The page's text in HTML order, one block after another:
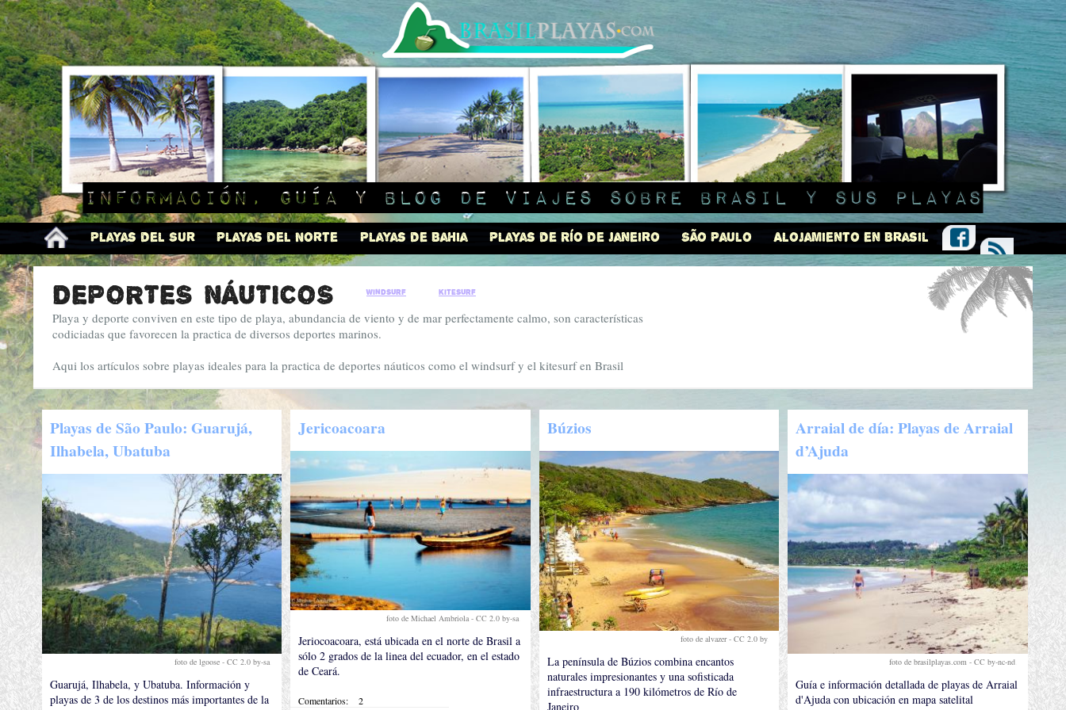
Información, guía y blog de viajes sobre Brasil y sus playas
Playas del Sur Playas del Norte Playas de Bahia Playas de Río de Janeiro São Paulo Alojamiento en Brasil
deportes náuticos | windsurf kitesurf
Playa y deporte conviven en este tipo de playa, abundancia de viento y de mar perfectamente calmo, son características
codiciadas que favorecen la practica de diversos deportes marinos.
Aqui los artículos sobre playas ideales para la practica de deportes náuticos como el windsurf y el kitesurf en Brasil
Playas de São Paulo: Guarujá,
Ilhabela, Ubatuba
foto de lgoose -CC 2.0 by-sa
Guarujá, Ilhabela, y Ubatuba. Información y
playas de 3 de los destinos más importantes de la
Jericoacoara
foto de Michael Ambriola - CC 2.0 by-sa.
Jeriocoacoara, está ubicada en el norte de Brasil a
sólo 2 grados de la linea del ecuador, en el estado
de Ceará.
Comentarios: 2
Búzios
foto de alvazer -CC 2.0 by.
La península de Búzios combina encantos
naturales impresionantes y una sofisticada
infraestructura a 190 kilómetros de Río de
Janeiro
Arraial de día: Playas de Arraial
d’Ajuda
foto de brasilplayas.com - CC by-nc-nd
Guía e información detallada de playas de Arraial
d'Ajuda con ubicación en mapa satelital